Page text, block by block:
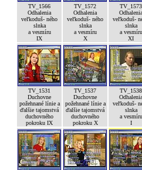
TV_1566
Odhalenia
veľkoduš- ného
slnka
a vesmíru
IX
TV_1572
Odhalenia
veľkoduš- ného
slnka
a vesmíru
X
TV_1573
Odhalenia
veľkoduš-
slnka
a vesmíru
XI
TV_1531
Duchovne
požehnané línie a
ďalšie tajomstvá
duchovného
pokroku IX
TV_1537
Duchovne
požehnané línie a
ďalšie tajomstvá
duchovného
pokroku X
TV_1538
Odhalenia
veľkoduš-
slnka
a vesmíru
I